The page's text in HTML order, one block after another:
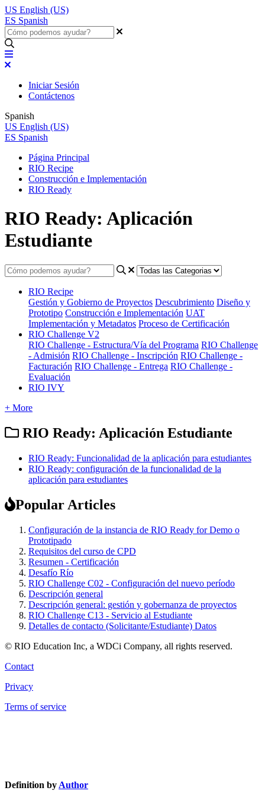
US English (US)
ES Spanish
Iniciar Sesión
Contáctenos
Spanish
US English (US)
ES Spanish
Página Principal
RIO Recipe
Construcción e Implementación
RIO Ready
RIO Ready: Aplicación
Estudiante
RIO Recipe
Gestión y Gobierno de Proyectos Descubrimiento Diseño y
Prototipo Construcción e Implementación UAT
Implementación y Metadatos Proceso de Certificación
RIO Challenge V2
RIO Challenge - Estructura/Vía del Programa RIO Challenge
- Admisión RIO Challenge - Inscripción RIO Challenge -
Facturación RIO Challenge - Entrega RIO Challenge -
Evaluación
RIO IVY
+ More
RIO Ready: Aplicación Estudiante
RIO Ready: Funcionalidad de la aplicación para estudiantes
RIO Ready: configuración de la funcionalidad de la
aplicación para estudiantes
Popular Articles
Configuración de la instancia de RIO Ready for Demo o
Prototipado
Requisitos del curso de CPD
Resumen - Certificación
Desafío Río
RIO Challenge C02 - Configuración del nuevo período
Descripción general
Descripción general: gestión y gobernanza de proyectos
RIO Challenge C13 - Servicio al Estudiante
Detalles de contacto (Solicitante/Estudiante) Datos
© RIO Education Inc, a WDCi Company, all rights reserved.
Contact
Privacy
Terms of service
Definition by Author